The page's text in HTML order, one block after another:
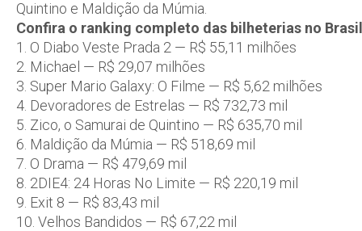
Quintino e Maldição da Múmia.
Confira o ranking completo das bilheterias no Brasil
1. O Diabo Veste Prada 2 — R$ 55,11 milhões
2. Michael — R$ 29,07 milhões
3. Super Mario Galaxy: O Filme — R$ 5,62 milhões
4. Devoradores de Estrelas — R$ 732,73 mil
5. Zico, o Samurai de Quintino — R$ 635,70 mil
6. Maldição da Múmia — R$ 518,69 mil
7. O Drama — R$ 479,69 mil
8. 2DIE4: 24 Horas No Limite — R$ 220,19 mil
9. Exit 8 — R$ 83,43 mil
10. Velhos Bandidos — R$ 67,22 mil